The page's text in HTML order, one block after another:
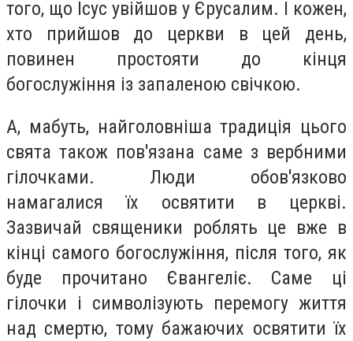
того, що Ісус увійшов у Єрусалим. І кожен,
хто прийшов до церкви в цей день,
повинен простояти до кінця
богослужіння із запаленою свічкою.
А, мабуть, найголовніша традиція цього
свята також пов'язана саме з вербними
гілочками. Люди обов'язково
намагалися їх освятити в церкві.
Зазвичай священики роблять це вже в
кінці самого богослужіння, після того, як
буде прочитано Євангеліє. Саме ці
гілочки і символізують перемогу життя
над смертю, тому бажаючих освятити їх